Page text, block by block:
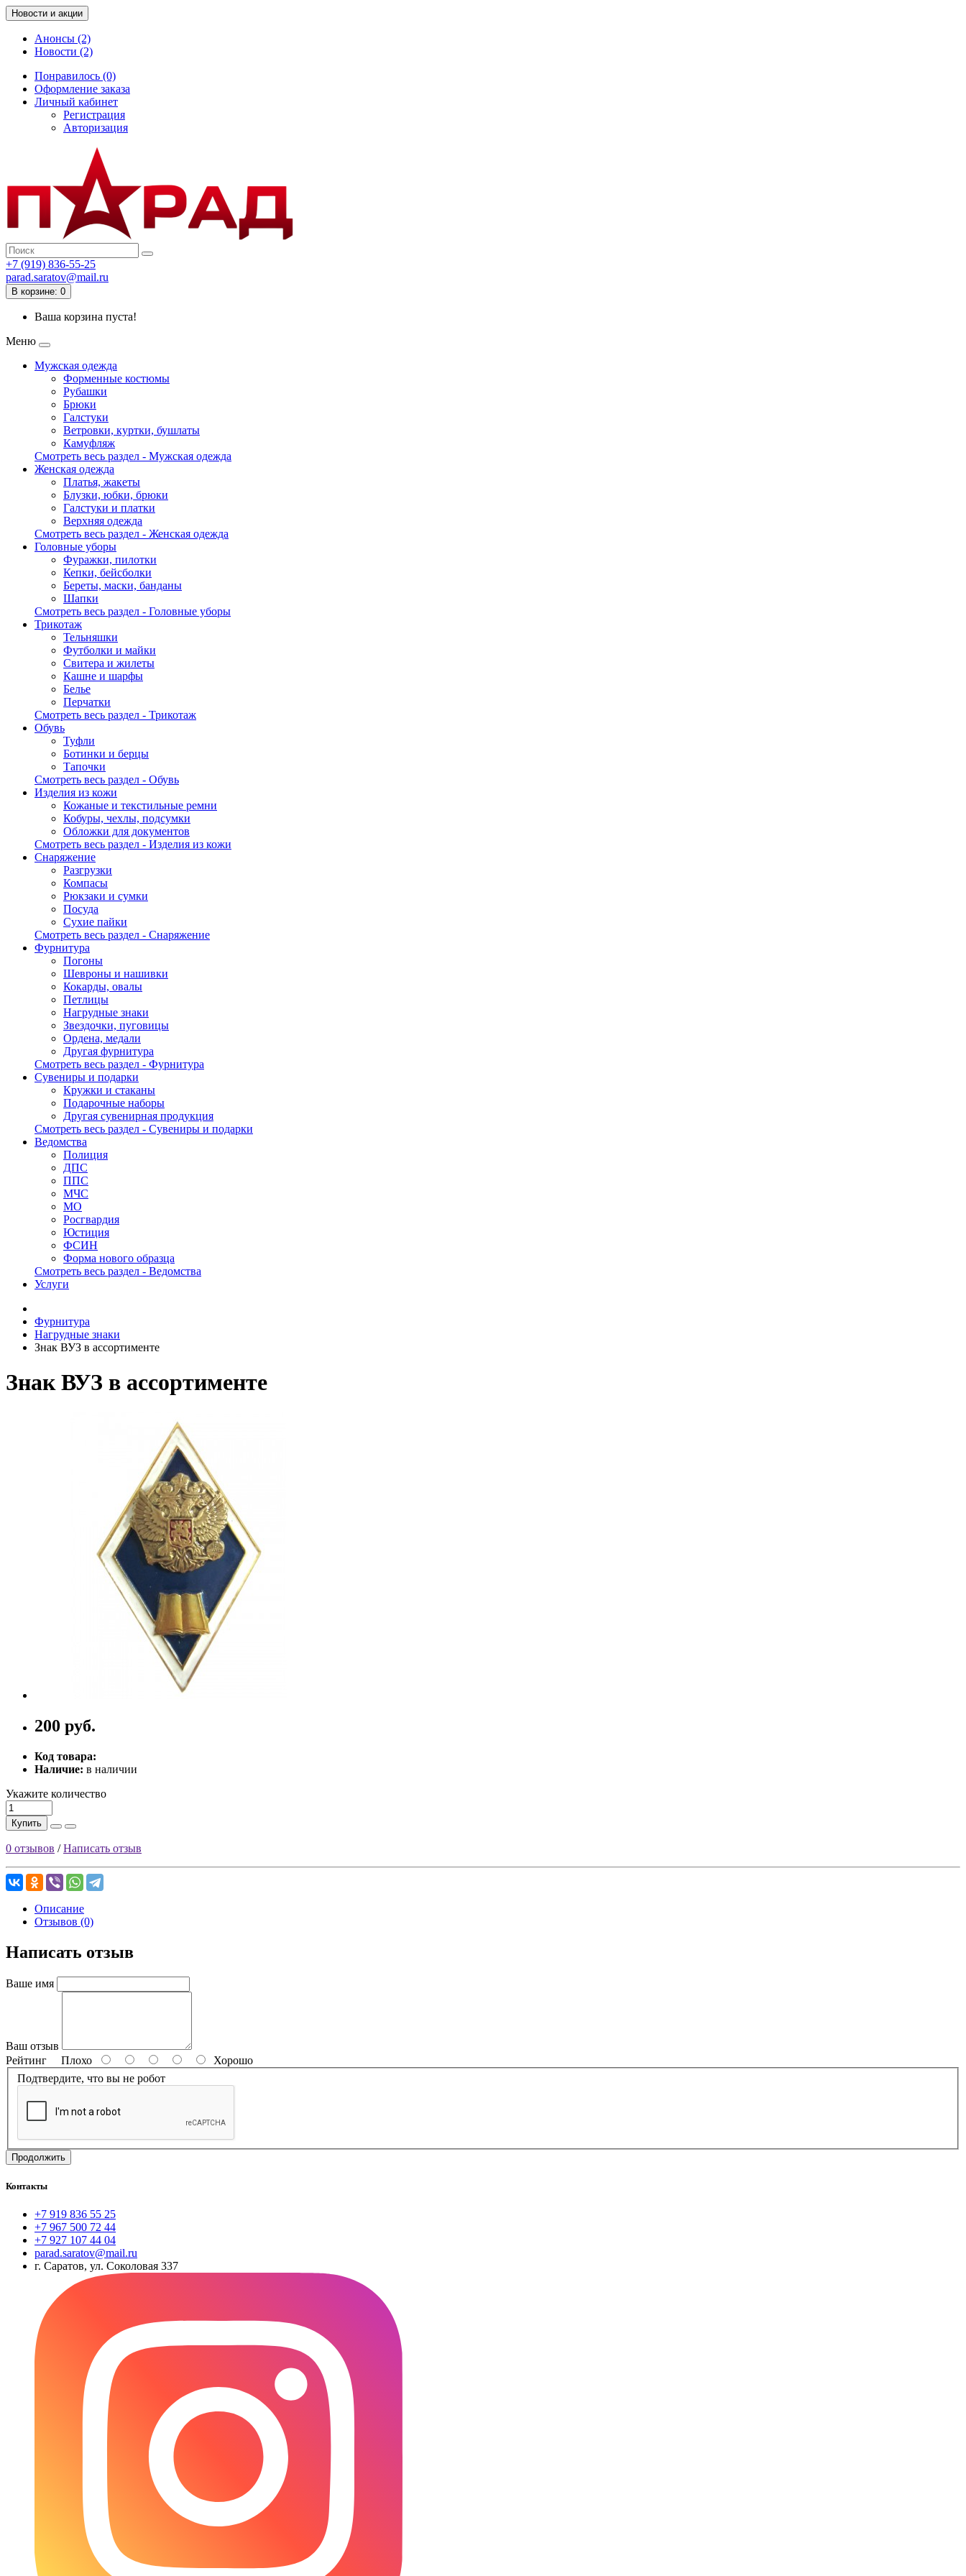
Новости и акции
Анонсы (2)
Новости (2)
Понравилось (0)
Оформление заказа
Личный кабинет
Регистрация
Авторизация
+7 (919) 836-55-25
parad.saratov@mail.ru
В корзине: 0
Ваша корзина пуста!
Меню
Мужская одежда
Форменные костюмы
Рубашки
Брюки
Галстуки
Ветровки, куртки, бушлаты
Камуфляж
Смотреть весь раздел - Мужская одежда
Женская одежда
Платья, жакеты
Блузки, юбки, брюки
Галстуки и платки
Верхняя одежда
Смотреть весь раздел - Женская одежда
Головные уборы
Фуражки, пилотки
Кепки, бейсболки
Береты, маски, банданы
Шапки
Смотреть весь раздел - Головные уборы
Трикотаж
Тельняшки
Футболки и майки
Свитера и жилеты
Кашне и шарфы
Белье
Перчатки
Смотреть весь раздел - Трикотаж
Обувь
Туфли
Ботинки и берцы
Тапочки
Смотреть весь раздел - Обувь
Изделия из кожи
Кожаные и текстильные ремни
Кобуры, чехлы, подсумки
Обложки для документов
Смотреть весь раздел - Изделия из кожи
Снаряжение
Разгрузки
Компасы
Рюкзаки и сумки
Посуда
Сухие пайки
Смотреть весь раздел - Снаряжение
Фурнитура
Погоны
Шевроны и нашивки
Кокарды, овалы
Петлицы
Нагрудные знаки
Звездочки, пуговицы
Ордена, медали
Другая фурнитура
Смотреть весь раздел - Фурнитура
Сувениры и подарки
Кружки и стаканы
Подарочные наборы
Другая сувенирная продукция
Смотреть весь раздел - Сувениры и подарки
Ведомства
Полиция
ДПС
ППС
МЧС
МО
Росгвардия
Юстиция
ФСИН
Форма нового образца
Смотреть весь раздел - Ведомства
Услуги
Фурнитура
Нагрудные знаки
Знак ВУЗ в ассортименте
Знак ВУЗ в ассортименте
200 руб.
Код товара:
Наличие: в наличии
Укажите количество
Купить
0 отзывов /Написать отзыв
Описание
Отзывов (0)
Написать отзыв
Ваше имя
Ваш отзыв
Рейтинг Плохо
Хорошо
Подтвердите, что вы не робот
Продолжить
Контакты
+7 919 836 55 25
+7 967 500 72 44
+7 927 107 44 04
parad.saratov@mail.ru
г. Саратов, ул. Соколовая 337